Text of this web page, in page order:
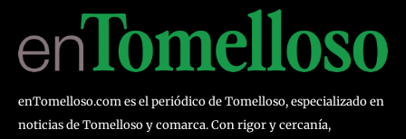
enTomelloso.com es el periódico de Tomelloso, especializado en
noticias de Tomelloso y comarca. Con rigor y cercanía,